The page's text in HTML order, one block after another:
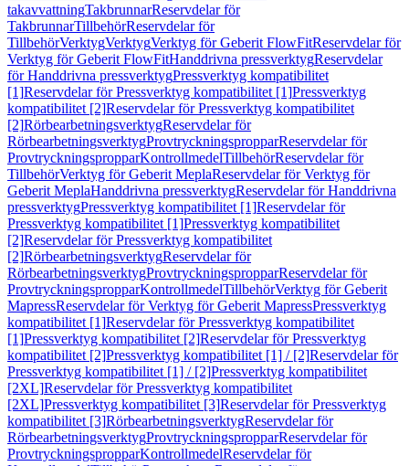
takavvattningTakbrunnarReservdelar för
TakbrunnarTillbehörReservdelar för
TillbehörVerktygVerktygVerktyg för Geberit FlowFitReservdelar för
Verktyg för Geberit FlowFitHanddrivna pressverktygReservdelar
för Handdrivna pressverktygPressverktyg kompatibilitet
[1]Reservdelar för Pressverktyg kompatibilitet [1]Pressverktyg
kompatibilitet [2]Reservdelar för Pressverktyg kompatibilitet
[2]RörbearbetningsverktygReservdelar för
RörbearbetningsverktygProvtryckningspropparReservdelar för
ProvtryckningspropparKontrollmedelTillbehörReservdelar för
TillbehörVerktyg för Geberit MeplaReservdelar för Verktyg för
Geberit MeplaHanddrivna pressverktygReservdelar för Handdrivna
pressverktygPressverktyg kompatibilitet [1]Reservdelar för
Pressverktyg kompatibilitet [1]Pressverktyg kompatibilitet
[2]Reservdelar för Pressverktyg kompatibilitet
[2]RörbearbetningsverktygReservdelar för
RörbearbetningsverktygProvtryckningspropparReservdelar för
ProvtryckningspropparKontrollmedelTillbehörVerktyg för Geberit
MapressReservdelar för Verktyg för Geberit MapressPressverktyg
kompatibilitet [1]Reservdelar för Pressverktyg kompatibilitet
[1]Pressverktyg kompatibilitet [2]Reservdelar för Pressverktyg
kompatibilitet [2]Pressverktyg kompatibilitet [1] / [2]Reservdelar för
Pressverktyg kompatibilitet [1] / [2]Pressverktyg kompatibilitet
[2XL]Reservdelar för Pressverktyg kompatibilitet
[2XL]Pressverktyg kompatibilitet [3]Reservdelar för Pressverktyg
kompatibilitet [3]RörbearbetningsverktygReservdelar för
RörbearbetningsverktygProvtryckningspropparReservdelar för
ProvtryckningspropparKontrollmedelReservdelar för